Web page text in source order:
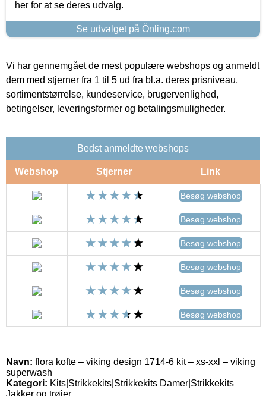
her for at se deres udvalg.
Se udvalget på Önling.com
Vi har gennemgået de mest populære webshops og anmeldt
dem med stjerner fra 1 til 5 ud fra bl.a. deres prisniveau,
sortimentstørrelse, kundeservice, brugervenlighed,
betingelser, leveringsformer og betalingsmuligheder.
Bedst anmeldte webshops
Webshop Stjerner Link
Besøg webshop
Besøg webshop
Besøg webshop
Besøg webshop
Besøg webshop
Besøg webshop
Navn: flora kofte – viking design 1714-6 kit – xs-xxl – viking
superwash
Kategori: Kits|Strikkekits|Strikkekits Damer|Strikkekits
Jakker og trøjer